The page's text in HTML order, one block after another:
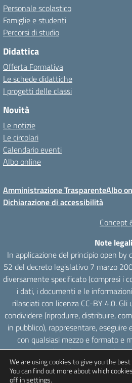
Personale scolastico
Famiglie e studenti
Percorsi di studio
Didattica
Offerta Formativa
Le schede didattiche
I progetti delle classi
Novità
Le notizie
Le circolari
Calendario eventi
Albo online
Amministrazione TrasparenteAlbo
Dichiarazione di accessibilità
Concept
Note legali
In applicazione del principio open by
52 del decreto legislativo 7 marzo
diversamente specificato (compresi i
i dati, i documenti e le
rilasciati con licenza CC-BY 4.0.
condividere (riprodurre, distribuire,
in pubblico), rappresentare,
con qualsiasi mezzo e formato e
materiale e utilizzarlo per opere
commerciale con il solo onere di
restrizioni
We are using cookies to give you the
You can find out more about which
off insettings.